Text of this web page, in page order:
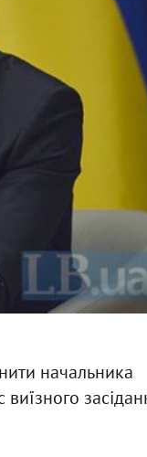
начальника